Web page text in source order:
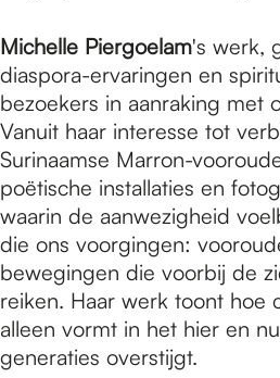
Michelle Piergoelam's werk,
diaspora-ervaringen en
bezoekers in aanraking met
Vanuit haar interesse tot
Surinaamse Marron-
poëtische installaties en
waarin de aanwezigheid
die ons voorgingen:
bewegingen die voorbij de
reiken. Haar werk toont hoe
alleen vormt in het hier en
generaties overstijgt.